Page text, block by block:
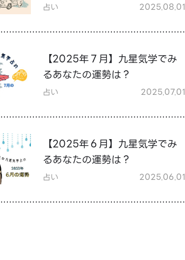
占い 2025.08.01
【2025年７月】九星気学でみ
るあなたの運勢は？
占い 2025.07.01
【2025年６月】九星気学でみ
るあなたの運勢は？
占い 2025.06.01